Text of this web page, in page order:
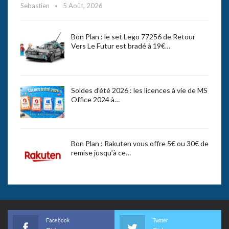
Sebastien 5 Août, 2026
Bon Plan : le set Lego 77256 de Retour
Vers Le Futur est bradé à 19€…
Soldes d’été 2026 : les licences à vie de MS
Office 2024 à…
Bon Plan : Rakuten vous offre 5€ ou 30€ de
remise jusqu’à ce…
Facebook Twitter